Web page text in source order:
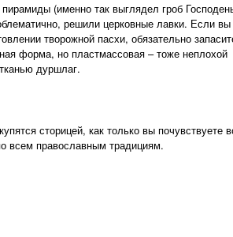
(именно так выглядел гроб
решили церковные лавки. Если вы
творожной пасхи, обязательно
форма, но пластмассовая – тоже неплохой
дуршлаг.
сторицей, как только вы почувствуете
всем православным традициям.